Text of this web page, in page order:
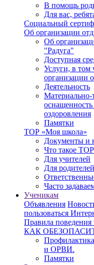
В помощь
Для вас,
Социальный
Об организации
Об
"Радуга"
Доступная
Услуги, в том
организации
Деятельность
Материально-
оздоровления
Памятки
ТОР «Моя школа»
Документы и
Что такое
Для учителей
Для
Часто
Ученикам
Объявления
пользоваться
Правила поведения
КАК
и ОРВИ.
Памятки